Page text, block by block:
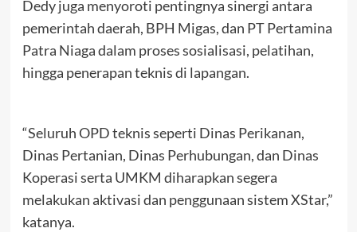
Dedy juga menyoroti pentingnya sinergi antara
pemerintah daerah, BPH Migas, dan PT Pertamina
Patra Niaga dalam proses sosialisasi, pelatihan,
hingga penerapan teknis di lapangan.
“Seluruh OPD teknis seperti Dinas Perikanan,
Dinas Pertanian, Dinas Perhubungan, dan Dinas
Koperasi serta UMKM diharapkan segera
melakukan aktivasi dan penggunaan sistem XStar,”
katanya.